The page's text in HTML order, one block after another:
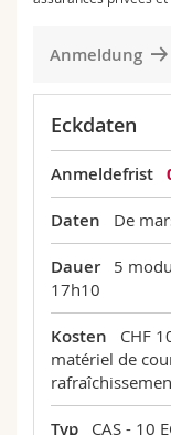
25.09.2026
continue
26.09.2026
Université
continue
continue
Université de
continue
24.10.2026
Université de
continue
Anmeldung
Eckdaten
Anmeldefrist
Daten
De
Dauer 5
17h10
Kosten CHF
matériel de
Typ CAS - 10